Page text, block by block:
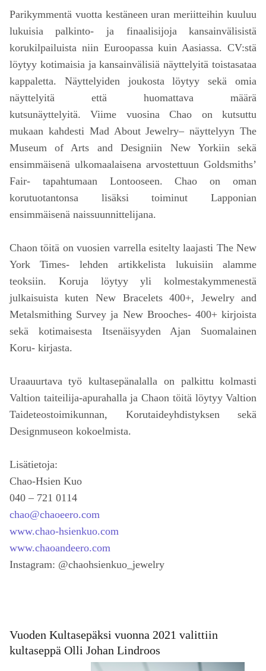
Parikymmentä vuotta kestäneen uran meriitteihin kuuluu
lukuisia palkinto- ja finaalisijoja kansainvälisistä
korukilpailuista niin Euroopassa kuin Aasiassa. CV:stä
löytyy kotimaisia ja kansainvälisiä näyttelyitä toistasataa
kappaletta. Näyttelyiden joukosta löytyy sekä omia
näyttelyitä että huomattava määrä
kutsunäyttelyitä. Viime vuosina Chao on kutsuttu
mukaan kahdesti Mad About Jewelry– näyttelyyn The
Museum of Arts and Designiin New Yorkiin sekä
ensimmäisenä ulkomaalaisena arvostettuun Goldsmiths’
Fair- tapahtumaan Lontooseen. Chao on oman
korutuotantonsa lisäksi toiminut Lapponian
ensimmäisenä naissuunnittelijana.
Chaon töitä on vuosien varrella esitelty laajasti The New
York Times- lehden artikkelista lukuisiin alamme
teoksiin. Koruja löytyy yli kolmestakymmenestä
julkaisuista kuten New Bracelets 400+, Jewelry and
Metalsmithing Survey ja New Brooches- 400+ kirjoista
sekä kotimaisesta Itsenäisyyden Ajan Suomalainen
Koru- kirjasta.
Uraauurtava työ kultasepänalalla on palkittu kolmasti
Valtion taiteilija-apurahalla ja Chaon töitä löytyy Valtion
Taideteostoimikunnan, Korutaideyhdistyksen sekä
Designmuseon kokoelmista.
Lisätietoja:
Chao-Hsien Kuo
040 – 721 0114
chao@chaoeero.com
www.chao-hsienkuo.com
www.chaoandeero.com
Instagram: @chaohsienkuo_jewelry
Vuoden Kultasepäksi vuonna 2021 valittiin
kultaseppä Olli Johan Lindroos